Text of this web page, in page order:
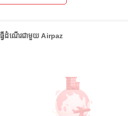
វើដំណើរជាមួយ Airpaz